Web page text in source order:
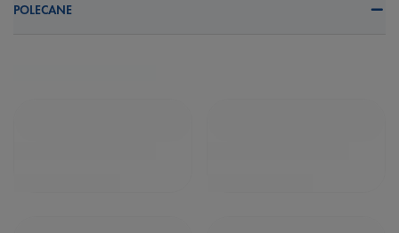
POLECANE